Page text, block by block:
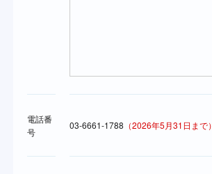
電話番
号
03-6661-1788 （2026年5月31日まで）